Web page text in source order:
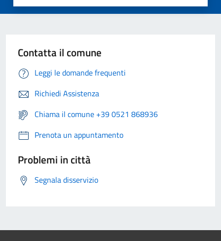
Contatta il comune
Leggi le domande frequenti
Richiedi Assistenza
Chiama il comune +39 0521 868936
Prenota un appuntamento
Problemi in città
Segnala disservizio